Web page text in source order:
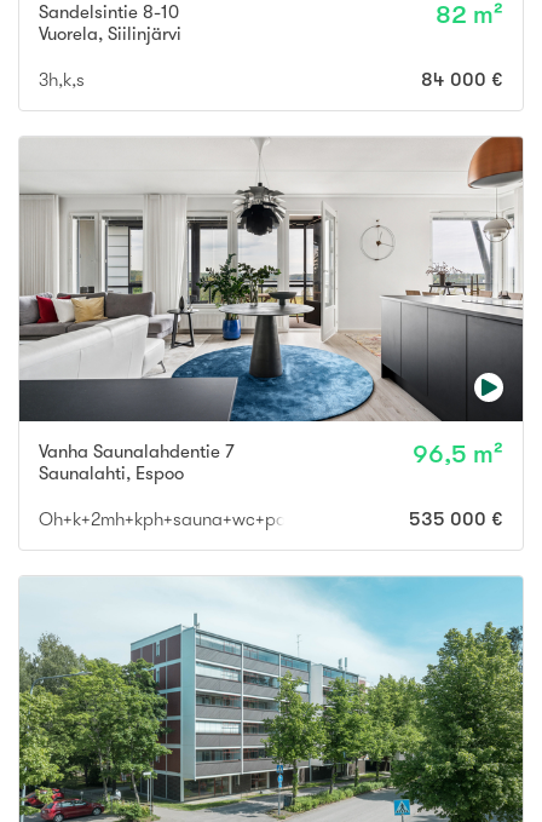
Sandelsintie 8-10
Vuorela, Siilinjärvi
82 m²
3h,k,s 84 000 €
Vanha Saunalahdentie 7
Saunalahti, Espoo
96,5 m²
Oh+k+2mh+kph+sauna+wc+parveke 535 000 €